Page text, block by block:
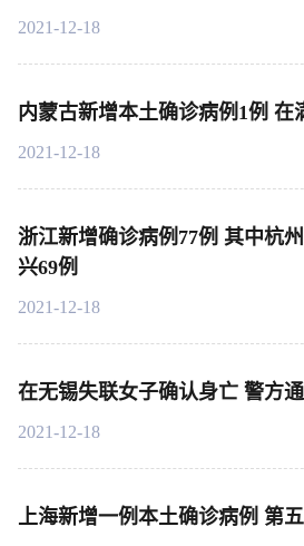
2021-12-18
内蒙古新增本土确诊病例1例 在
2021-12-18
浙江新增确诊病例77例 其中杭
兴69例
2021-12-18
在无锡失联女子确认身亡 警方
2021-12-18
上海新增一例本土确诊病例 第